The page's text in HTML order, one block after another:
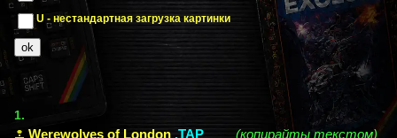
U - нестандартная загрузка картинки
1.
Werewolves of London .TAP (копирайты текстом)